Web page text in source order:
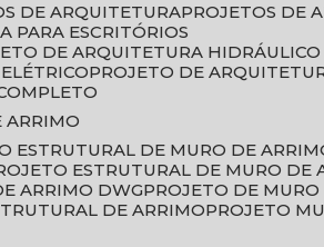
DE ARQUITETURA
PROJETOS DE
PARA ESCRITÓRIOS
DE ARQUITETURA HIDRÁULICO
PROJETO DE
ARRIMO
ESTRUTURAL DE MURO DE
ESTRUTURAL DE MURO DE
ARRIMO DWG
PROJETO DE
DE ARRIMO
PROJETO